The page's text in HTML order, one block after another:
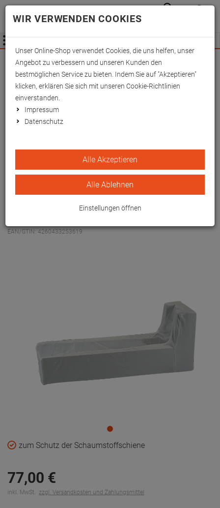
Wichtige Änderung für Fachhändler zum
01.09.2026 -Mehr Informationen hier
Anmelden
Menü
Trikotbezüge für
Beinschienen, weiß zu Art.
1532200 bis -01
Weißer Trikotbezug für eine angenehmere
EAN/GTIN: 4260433253619
zum Schutz der Schaumstoffschiene
77,00 €
inkl. MwSt. zzgl. Versandkosten und Zahlungsmittel
WIR VERWENDEN COOKIES
Unser Online-Shop verwendet Cookies, die uns helfen, unser
Angebot zu verbessern und unseren Kunden den
bestmöglichen Service zu bieten. Indem Sie auf "Akzeptieren"
klicken, erklären Sie sich mit unseren Cookie-Richtlinien
einverstanden.
Impressum
Datenschutz
Alle Akzeptieren
Alle Ablehnen
Einstellungen öffnen